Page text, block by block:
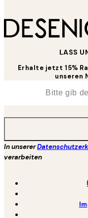
LASS
Erhalte jetzt 15%
unseren
In unserer
verarbeiten